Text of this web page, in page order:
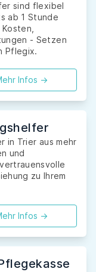
sind flexibel
ab 1 Stunde
- Setzen
Pflegix.
Infos ->
in Trier aus mehr
und
zu Ihrem
Infos ->